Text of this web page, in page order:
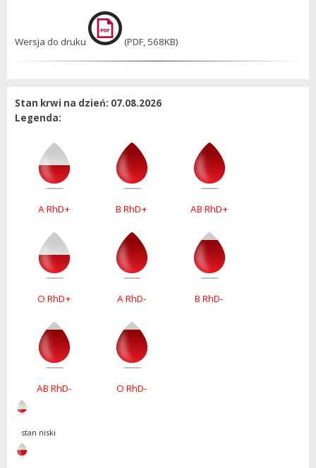
Wersja do druku (PDF, 568KB)
Stan krwi na dzień: 07.08.2026
Legenda:
A RhD+ B RhD+ AB RhD+
O RhD+ A RhD- B RhD-
AB RhD- O RhD-
stan niski